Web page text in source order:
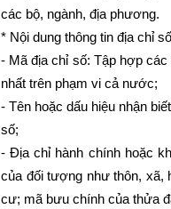
các bộ, ngành, địa phương.
* Nội dung thông tin địa chỉ
- Mã địa chỉ số: Tập hợp
nhất trên phạm vi cả nước;
- Tên hoặc dấu hiệu nhận
số;
- Địa chỉ hành chính hoặc
của đối tượng như thôn, xã,
cư; mã bưu chính của thửa